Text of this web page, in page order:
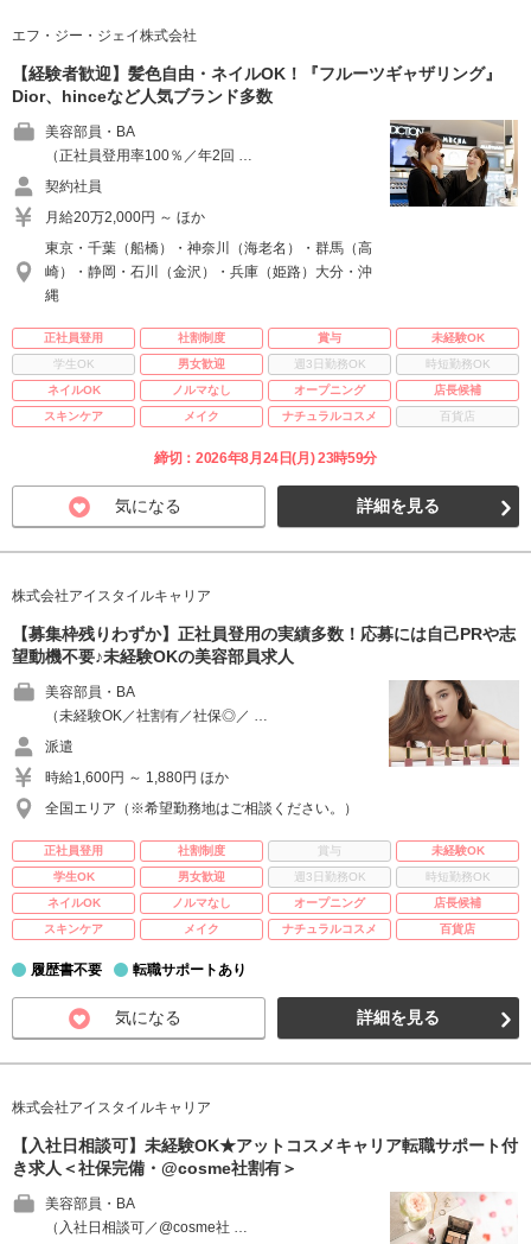
エフ・ジー・ジェイ株式会社
【経験者歓迎】髪色自由・ネイルOK！『フルーツギャザリング』
Dior、hinceなど人気ブランド多数
美容部員・BA
（正社員登用率100％／年2回 …
契約社員
月給20万2,000円 ～ ほか
東京・千葉（船橋）・神奈川（海老名）・群馬（高
崎）・静岡・石川（金沢）・兵庫（姫路）大分・沖
縄
正社員登用 社割制度 賞与
未経験OK
学生OK
男女歓迎 週3日勤務OK
時短勤務OK
ネイルOK
ノルマなし オープニング
店長候補
スキンケア
メイク ナチュラルコスメ 百貨店
締切：2026年8月24日(月) 23時59分
気になる 詳細を見る
株式会社アイスタイルキャリア
【募集枠残りわずか】正社員登用の実績多数！応募には自己PRや志
望動機不要♪未経験OKの美容部員求人
美容部員・BA
（未経験OK／社割有／社保◎／ …
派遣
時給1,600円 ～ 1,880円 ほか
全国エリア（※希望勤務地はご相談ください。）
正社員登用 社割制度 賞与
未経験OK
学生OK
男女歓迎 週3日勤務OK
時短勤務OK
ネイルOK
ノルマなし オープニング
店長候補
スキンケア
メイク ナチュラルコスメ 百貨店
履歴書不要 転職サポートあり
気になる 詳細を見る
株式会社アイスタイルキャリア
【入社日相談可】未経験OK★アットコスメキャリア転職サポート付
き求人＜社保完備・@cosme社割有＞
美容部員・BA
（入社日相談可／@cosme社 …